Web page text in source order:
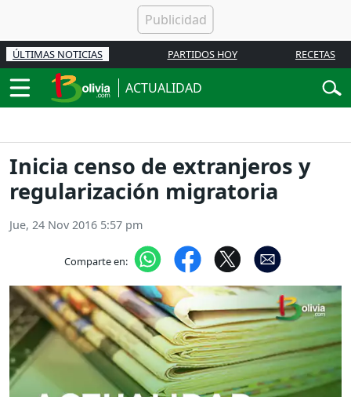
ÚLTIMAS NOTICIAS PARTIDOS HOY RECETAS
ACTUALIDAD
Inicia censo de extranjeros y
regularización migratoria
Jue, 24 Nov 2016 5:57 pm
Comparte en: